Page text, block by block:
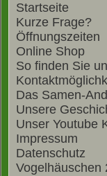
Startseite
Kurze Frage?
Öffnungszeiten
Online Shop
So finden Sie
Das Samen-
Unsere
Unser Youtube
Impressum
Datenschutz
Vogelhäuschen